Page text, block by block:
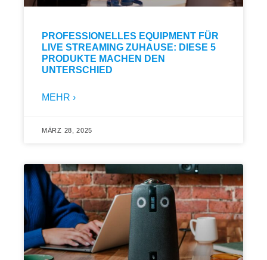
PROFESSIONELLES EQUIPMENT FÜR
LIVE STREAMING ZUHAUSE: DIESE 5
PRODUKTE MACHEN DEN
UNTERSCHIED
MEHR ›
MÄRZ 28, 2025